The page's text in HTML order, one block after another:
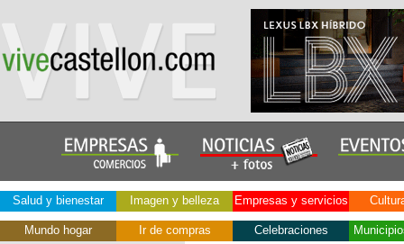
Salud y bienestar Imagen y belleza Empresas y servicios
Mundo hogar Ir de compras Celebraciones